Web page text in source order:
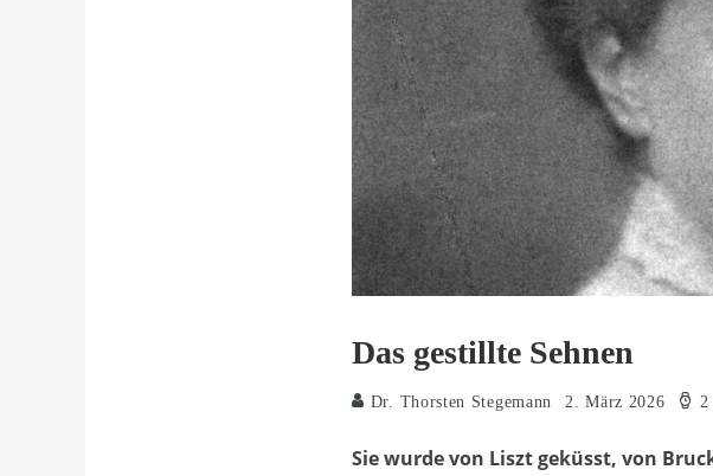
Das gestillte Sehnen
Dr. Thorsten Stegemann 2. März 2026 2
Sie wurde von Liszt geküsst, von